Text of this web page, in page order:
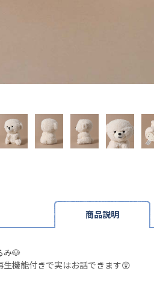
商品説明
み🐶
生機能付きで実はお話できます😲